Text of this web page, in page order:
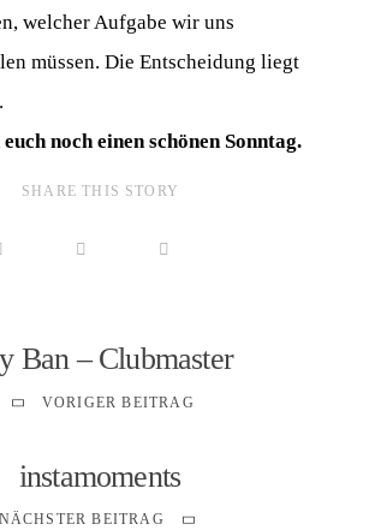
welcher Aufgabe wir uns
müssen. Die Entscheidung liegt
noch einen schönen Sonntag.
SHARE THIS STORY
Ban – Clubmaster
VORIGER BEITRAG
instamoments
NÄCHSTER BEITRAG